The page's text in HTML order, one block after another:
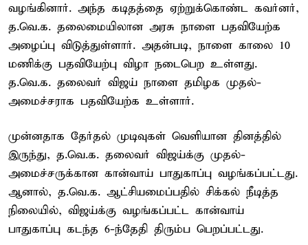
வழங்கினார். அந்த கடிதத்தை ஏற்றுக்கொண்ட கவர்னர்,
த.வெ.க. தலைமையிலான அரசு நாளை பதவியேற்க
அழைப்பு விடுத்துள்ளார். அதன்படி, நாளை காலை 10
மணிக்கு பதவியேற்பு விழா நடைபெற உள்ளது.
த.வெ.க. தலைவர் விஜய் நாளை தமிழக முதல்-
அமைச்சராக பதவியேற்க உள்ளார்.
முன்னதாக தேர்தல் முடிவுகள் வெளியான தினத்தில்
இருந்து, த.வெ.க. தலைவர் விஜய்க்கு முதல்-
அமைச்சருக்கான கான்வாய் பாதுகாப்பு வழங்கப்பட்டது.
ஆனால், த.வெ.க. ஆட்சியமைப்பதில் சிக்கல் நீடித்த
நிலையில், விஜய்க்கு வழங்கப்பட்ட கான்வாய்
பாதுகாப்பு கடந்த 6-ந்தேதி திரும்ப பெறப்பட்டது.